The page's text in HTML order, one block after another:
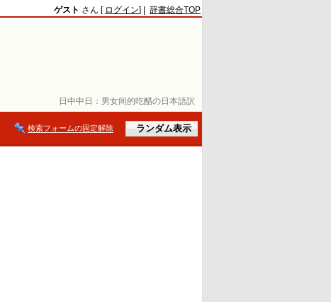
日中中日： 男女间的吃醋の日本語訳
ゲスト さん [ ログイン] | 辞書総合TOP
検索フォームの固定解除